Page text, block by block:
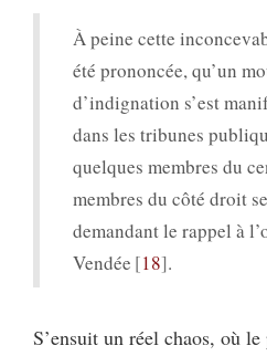
À peine cette
été prononcée, qu’un
d’indignation s’est
dans les tribunes
quelques membres du
membres du côté droit
demandant le rappel à
Vendée 18 .
S’ensuit un réel chaos, où